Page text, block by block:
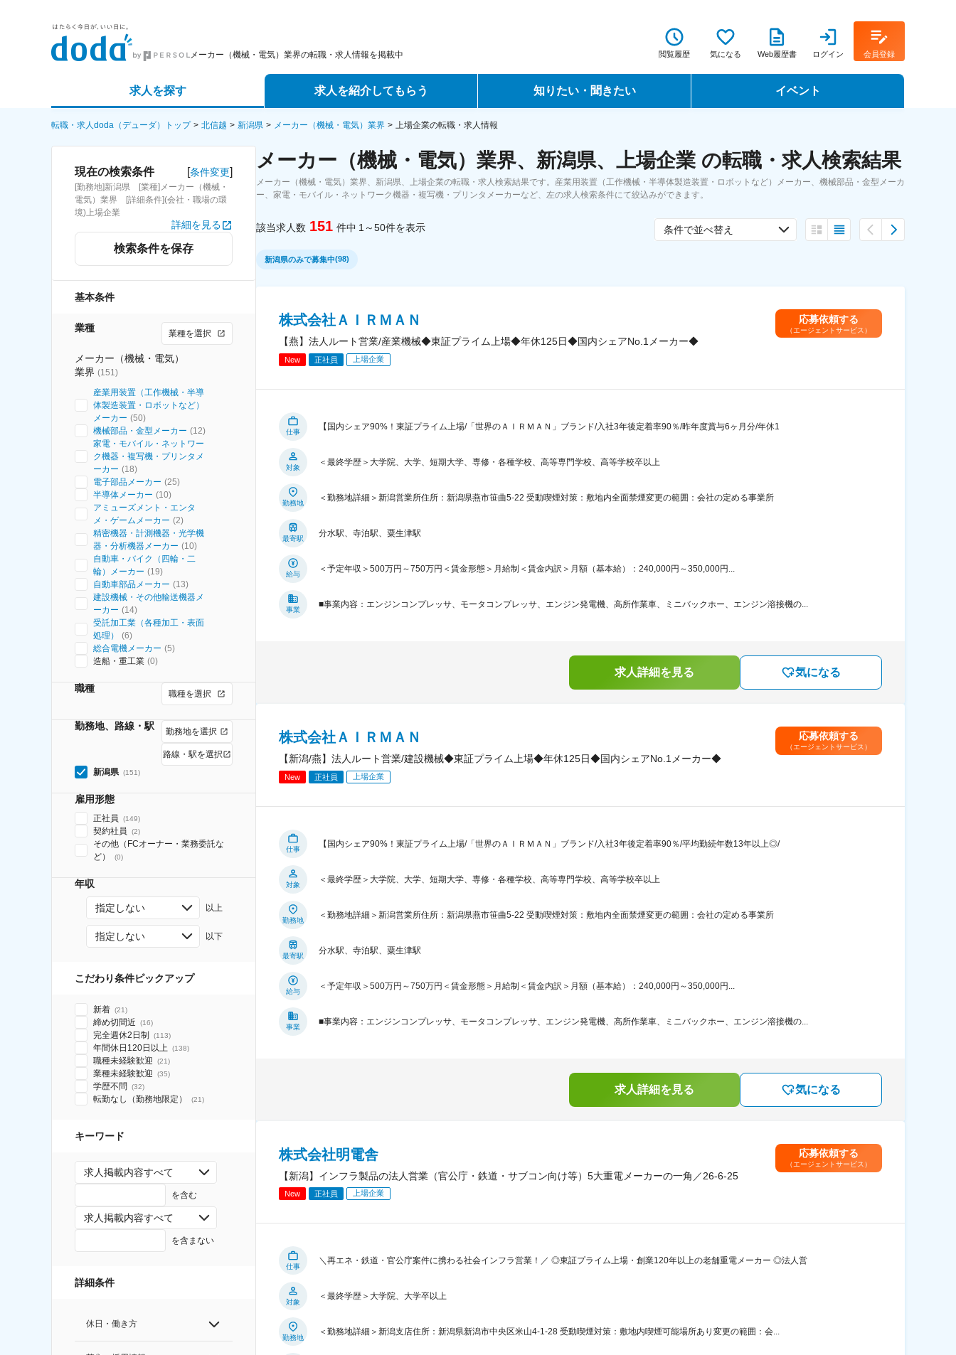
メーカー（機械・電気）業界の転職・求人情報を掲載中 閲覧履歴 気になる Web履歴書 ログイン 会員登録
求人を探す
詳細条件から探す
求人特集から探す
求人を紹介してもらう
エージェントサービス
スカウトサービス
パートナーエージェントサービス
知りたい・聞きたい
転職ノウハウ
データで見る転職
コラム・インタビュー
イベント
転職フェア
転職・求人doda（デューダ）トップ 北信越 新潟県 メーカー（機械・電気）業界 上場企業の転職・求人情報
現在の検索条件 [条件変更]
[勤務地]新潟県 [業種]メーカー（機械・
電気）業界 [詳細条件](会社・職場の環
境)上場企業
詳細を見る
検索条件を保存
基本条件
業種 業種を選択
メーカー（機械・電気）
業界 (151)
産業用装置（工作機械・半導
体製造装置・ロボットなど）
メーカー (50)
機械部品・金型メーカー (12)
家電・モバイル・ネットワー
ク機器・複写機・プリンタメ
ーカー (18)
電子部品メーカー (25)
半導体メーカー (10)
アミューズメント・エンタ
メ・ゲームメーカー (2)
精密機器・計測機器・光学機
器・分析機器メーカー (10)
自動車・バイク（四輪・二
輪）メーカー (19)
自動車部品メーカー (13)
建設機械・その他輸送機器メ
ーカー (14)
受託加工業（各種加工・表面
処理）
(6)
総合電機メーカー (5)
造船・重工業 (0)
職種 職種を選択
勤務地、路線・駅 勤務地を選択
路線・駅を選択
新潟県 (151)
雇用形態
正社員 (149)
契約社員 (2)
その他（FCオーナー・業務委託な
ど）
(0)
年収
指定しない 以上
指定しない 以下
こだわり条件ピックアップ
新着 (21)
締め切間近 (16)
完全週休2日制 (113)
年間休日120日以上 (138)
職種未経験歓迎 (21)
業種未経験歓迎 (35)
学歴不問 (32)
転勤なし（勤務地限定） (21)
キーワード
求人掲載内容すべて
を含む
求人掲載内容すべて
を含まない
詳細条件
休日・働き方
メーカー（機械・電気）業界、新潟県、上場企業 の転職・求人検索結果
メーカー（機械・電気）業界、新潟県、上場企業の転職・求人検索結果です。産業用装置（工作機械・半導体製造装置・ロボットなど）メーカー、機械部品・金型メーカ
ー、家電・モバイル・ネットワーク機器・複写機・プリンタメーカーなど、左の求人検索条件にて絞込みができます。
該当求人数 151 件中 1～50件を表示 条件で並べ替え
新潟県のみで募集中(98)
株式会社ＡＩＲＭＡＮ
【燕】法人ルート営業/産業機械◆東証プライム上場◆年休125日◆国内シェアNo.1メーカー◆
New 正社員 上場企業
応募依頼する
（エージェントサービス）
仕事
【国内シェア90%！東証プライム上場/「世界のＡＩＲＭＡＮ」ブランド/入社3年後定着率90％/昨年度賞与6ヶ月分/年休1
対象
＜最終学歴＞大学院、大学、短期大学、専修・各種学校、高等専門学校、高等学校卒以上
勤務地
＜勤務地詳細＞新潟営業所住所：新潟県燕市笹曲5-22 受動喫煙対策：敷地内全面禁煙変更の範囲：会社の定める事業所
最寄駅
分水駅、寺泊駅、粟生津駅
給与
＜予定年収＞500万円～750万円＜賃金形態＞月給制＜賃金内訳＞月額（基本給）：240,000円～350,000円...
事業
■事業内容：エンジンコンプレッサ、モータコンプレッサ、エンジン発電機、高所作業車、ミニバックホー、エンジン溶接機の...
求人詳細を見る 気になる
株式会社ＡＩＲＭＡＮ
【新潟/燕】法人ルート営業/建設機械◆東証プライム上場◆年休125日◆国内シェアNo.1メーカー◆
New 正社員 上場企業
応募依頼する
（エージェントサービス）
仕事
【国内シェア90%！東証プライム上場/「世界のＡＩＲＭＡＮ」ブランド/入社3年後定着率90％/平均勤続年数13年以上◎/
対象
＜最終学歴＞大学院、大学、短期大学、専修・各種学校、高等専門学校、高等学校卒以上
勤務地
＜勤務地詳細＞新潟営業所住所：新潟県燕市笹曲5-22 受動喫煙対策：敷地内全面禁煙変更の範囲：会社の定める事業所
最寄駅
分水駅、寺泊駅、粟生津駅
給与
＜予定年収＞500万円～750万円＜賃金形態＞月給制＜賃金内訳＞月額（基本給）：240,000円～350,000円...
事業
■事業内容：エンジンコンプレッサ、モータコンプレッサ、エンジン発電機、高所作業車、ミニバックホー、エンジン溶接機の...
求人詳細を見る 気になる
株式会社明電舎
【新潟】インフラ製品の法人営業（官公庁・鉄道・サブコン向け等）5大重電メーカーの一角／26-6-25
New 正社員 上場企業
応募依頼する
（エージェントサービス）
仕事
＼再エネ・鉄道・官公庁案件に携わる社会インフラ営業！／ ◎東証プライム上場・創業120年以上の老舗重電メーカー ◎法人営
対象
＜最終学歴＞大学院、大学卒以上
勤務地
＜勤務地詳細＞新潟支店住所：新潟県新潟市中央区米山4-1-28 受動喫煙対策：敷地内喫煙可能場所あり変更の範囲：会...